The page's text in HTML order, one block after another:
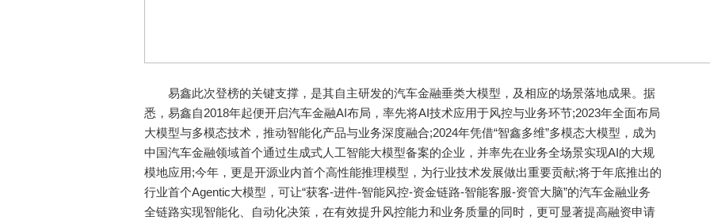
易鑫此次登榜的关键支撑，是其自主研发的汽车金融垂类大模型，及相应的场景落地成果。据
悉，易鑫自2018年起便开启汽车金融AI布局，率先将AI技术应用于风控与业务环节;2023年全面布局
大模型与多模态技术，推动智能化产品与业务深度融合;2024年凭借“智鑫多维”多模态大模型，成为
中国汽车金融领域首个通过生成式人工智能大模型备案的企业，并率先在业务全场景实现AI的大规
模地应用;今年，更是开源业内首个高性能推理模型，为行业技术发展做出重要贡献;将于年底推出的
行业首个Agentic大模型，可让“获客-进件-智能风控-资金链路-智能客服-资管大脑”的汽车金融业务
全链路实现智能化、自动化决策，在有效提升风控能力和业务质量的同时，更可显著提高融资申请